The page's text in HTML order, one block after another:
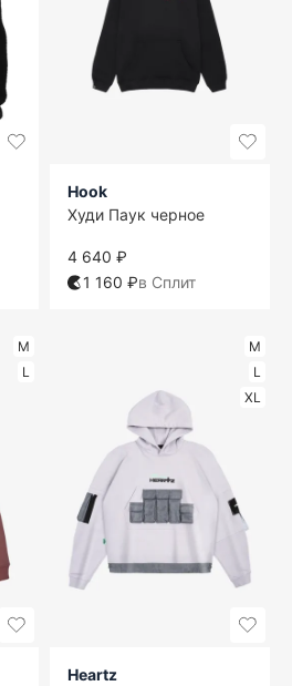
Hook
Худи Паук черное
4 640 ₽
1 160 ₽в Сплит
M
L
M
L
XL
Heartz